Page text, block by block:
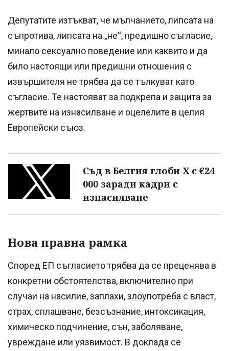
Депутатите изтъкват, че мълчанието, липсата на
съпротива, липсата на „не“, предишно съгласие,
минало сексуално поведение или каквито и да
било настоящи или предишни отношения с
извършителя не трябва да се тълкуват като
съгласие. Те настояват за подкрепа и защита за
жертвите на изнасилване и оцелелите в целия
Европейски съюз.
Съд в Белгия глоби Х с €24
000 заради кадри с
изнасилване
Нова правна рамка
Според ЕП съгласието трябва да се преценява в
конкретни обстоятелства, включително при
случаи на насилие, заплахи, злоупотреба с власт,
страх, сплашване, безсъзнание, интоксикация,
химическо подчинение, сън, заболяване,
увреждане или уязвимост. В доклада се